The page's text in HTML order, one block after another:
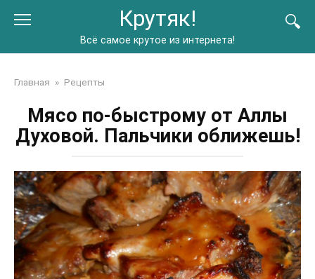
Крутяк!
Всё самое крутое из интернета!
Главная » Рецепты
Мясо по-быстрому от Аллы
Духовой. Пальчики оближешь!